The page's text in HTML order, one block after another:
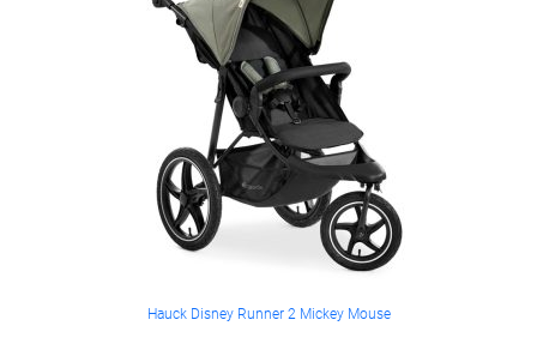
Hauck Disney Runner 2 Mickey Mouse